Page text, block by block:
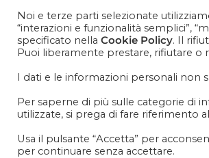
Cosa aspetti? Entra nel mondo
promoooooo!
Noi e terze parti selezionate
“interazioni e funzionalità semplici”,
specificato nella Cookie Policy. Il
Puoi liberamente prestare, rifiutare o
I dati e le informazioni personali non
Per saperne di più sulle categorie di
utilizzate, si prega di fare riferimento
Usa il pulsante “Accetta” per
per continuare senza accettare.